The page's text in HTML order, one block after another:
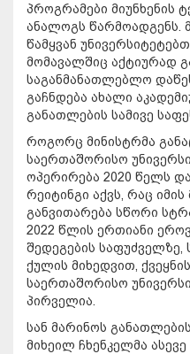
პროგრამები მიუნხენის
ანალოგს წარმოადგენს.
წამყვან
მომავალშიც აქტიურად
საგანმანათლებლო
გაჩნდება ახალი
განათლების სამივე
როგორც მინისტრმა
საერთაშორისო
ოპერირება 2020 წელს
რეიტინგი აქვს, რაც
განვითარება სწორი
2022 წლის ერთიანი
შედეგების საფუძველზე,
ქულის მიხედვით,
საერთაშორისო
პირველია.
სან მარინოს
მიხეილ ჩხენკელმა